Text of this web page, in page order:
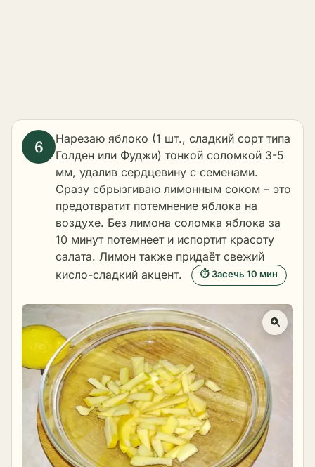
Нарезаю яблоко (1 шт., сладкий сорт типа
Голден или Фуджи) тонкой соломкой 3-5
мм, удалив сердцевину с семенами.
Сразу сбрызгиваю лимонным соком – это
предотвратит потемнение яблока на
воздухе. Без лимона соломка яблока за
10 минут потемнеет и испортит красоту
салата. Лимон также придаёт свежий
кисло-сладкий акцент.
⏱ Засечь 10 мин